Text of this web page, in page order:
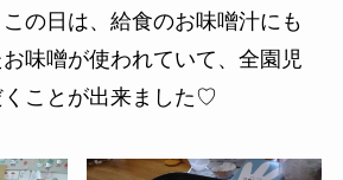
の日は、給食のお味噌汁にも
味噌が使われていて、全園児
ことが出来ました♡